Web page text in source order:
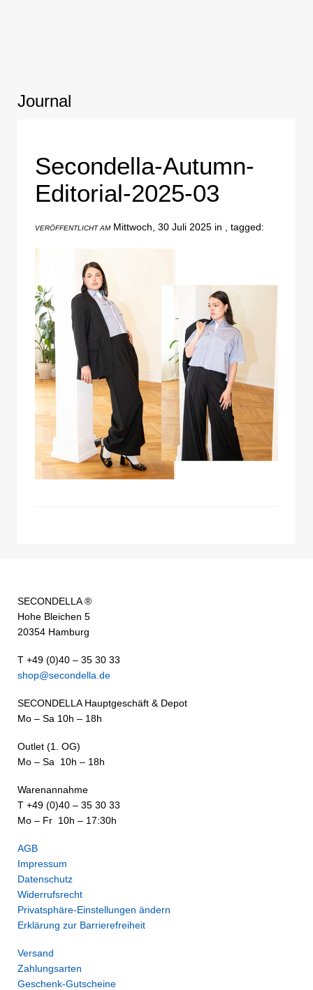
Journal
Secondella-Autumn-
Editorial-2025-03
VERÖFFENTLICHT AMMittwoch, 30 Juli 2025 in , tagged:
SECONDELLA ®
Hohe Bleichen 5
20354 Hamburg
T +49 (0)40 – 35 30 33
shop@secondella.de
SECONDELLA Hauptgeschäft & Depot
Mo – Sa 10h – 18h
Outlet (1. OG)
Mo – Sa 10h – 18h
Warenannahme
T +49 (0)40 – 35 30 33
Mo – Fr 10h – 17:30h
AGB
Impressum
Datenschutz
Widerrufsrecht
Privatsphäre-Einstellungen ändern
Erklärung zur Barrierefreiheit
Versand
Zahlungsarten
Geschenk-Gutscheine